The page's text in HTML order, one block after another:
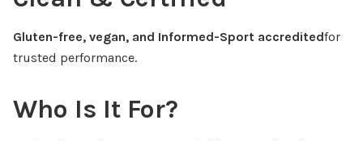
Gluten-free, vegan, and Informed-Sport accreditedfor
trusted performance.
Who Is It For?